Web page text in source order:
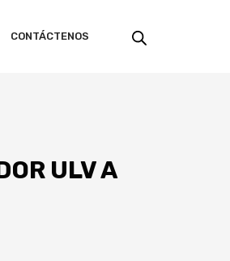
CONTÁCTENOS
ULV A